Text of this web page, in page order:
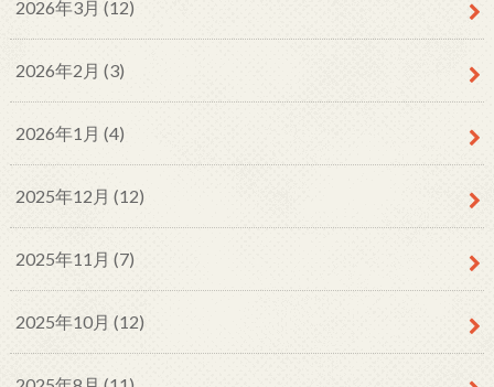
2026年3月 (12)
2026年2月 (3)
2026年1月 (4)
2025年12月 (12)
2025年11月 (7)
2025年10月 (12)